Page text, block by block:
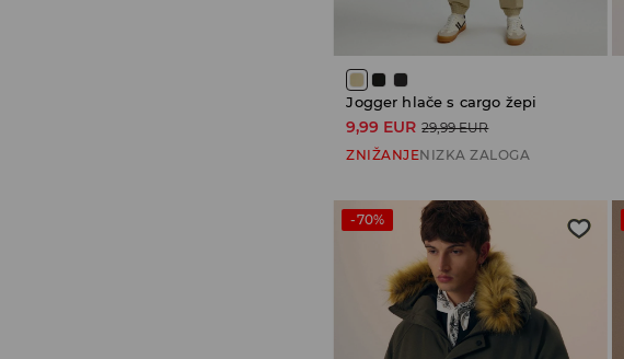
Jogger hlače s cargo žepi
9,99 EUR 29,99 EUR
ZNIŽANJENIZKA ZALOGA
-70%